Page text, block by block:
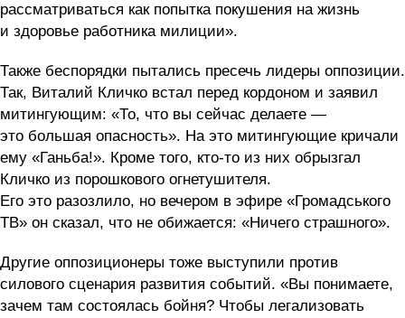
рассматриваться как попытка покушения на жизнь
и здоровье работника милиции».
Также беспорядки пытались пресечь лидеры оппозиции.
Так, Виталий Кличко встал перед кордоном и заявил
митингующим: «То, что вы сейчас делаете —
это большая опасность». На это митингующие кричали
ему «Ганьба!». Кроме того, кто-то из них обрызгал
Кличко из порошкового огнетушителя.
Его это разозлило, но вечером в эфире «Громадського
ТВ» он сказал, что не обижается: «Ничего страшного».
Другие оппозиционеры тоже выступили против
силового сценария развития событий. «Вы понимаете,
зачем там состоялась бойня? Чтобы легализовать